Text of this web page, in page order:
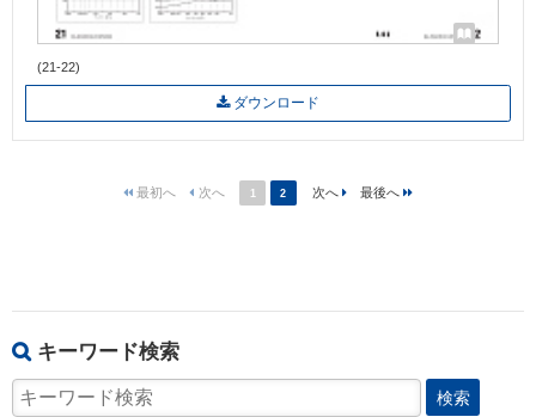
(21-22)
ダウンロード
1 2
キーワード検索
検索